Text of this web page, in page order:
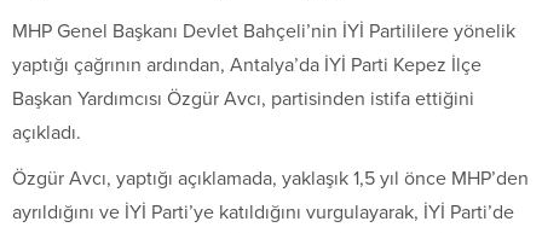
MHP Genel Başkanı Devlet Bahçeli’nin İYİ Partililere yönelik
yaptığı çağrının ardından, Antalya’da İYİ Parti Kepez İlçe
Başkan Yardımcısı Özgür Avcı, partisinden istifa ettiğini
açıkladı.
Özgür Avcı, yaptığı açıklamada, yaklaşık 1,5 yıl önce MHP’den
ayrıldığını ve İYİ Parti’ye katıldığını vurgulayarak, İYİ Parti’de